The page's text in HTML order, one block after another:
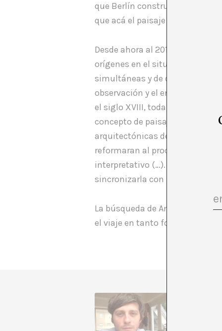
que Berlín construyó a fines de
que acá el paisaje rural resulta
Desde ahora al 2015, Andaur
orígenes en el situacionismo:
simultáneas y de difusos
observación y el
el siglo XVIII, toda la
concepto de paisaje se basa
arquitectónicas deja
reformaran al proceso
interpretativo (…). Estamos
sincronizarla con una
La búsqueda de Andaur se
el viaje en tanto forma de